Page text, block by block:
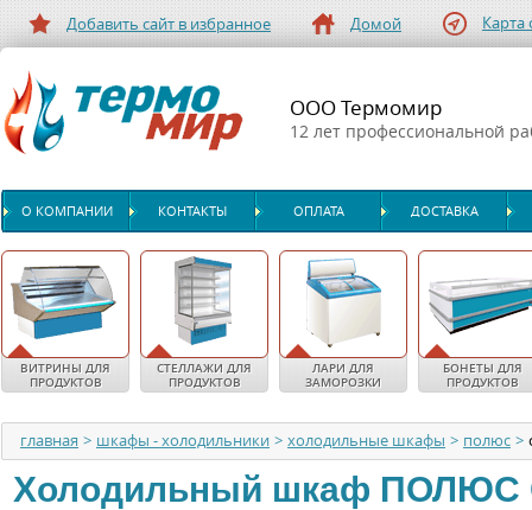
Добавить сайт в избранное Домой Карта
ООО Термомир
12 лет профессиональной
О КОМПАНИИ КОНТАКТЫ ОПЛАТА ДОСТАВКА
ВИТРИНЫ ДЛЯ
ПРОДУКТОВ
СТЕЛЛАЖИ ДЛЯ
ПРОДУКТОВ
ЛАРИ ДЛЯ
ЗАМОРОЗКИ
БОНЕТЫ ДЛЯ
ПРОДУКТОВ
главная > шкафы - холодильники > холодильные шкафы > полюс >
Холодильный шкаф ПОЛЮС